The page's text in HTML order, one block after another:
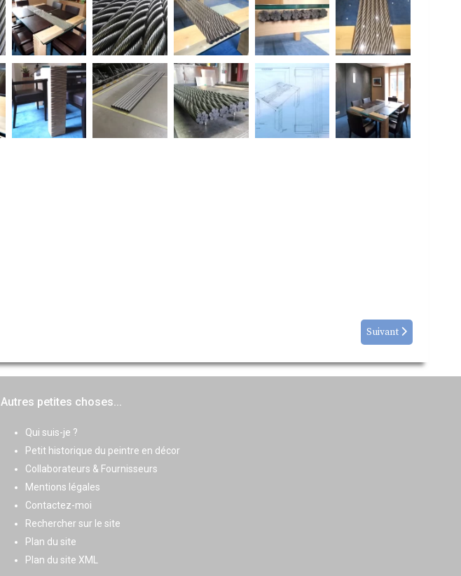
Suivant
Autres petites choses...
Qui suis-je ?
Petit historique du peintre en décor
Collaborateurs & Fournisseurs
Mentions légales
Contactez-moi
Rechercher sur le site
Plan du site
Plan du site XML